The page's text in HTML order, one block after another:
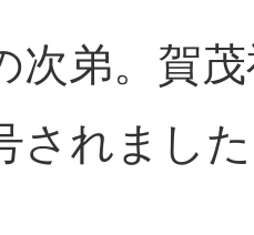
次弟。賀
されまし